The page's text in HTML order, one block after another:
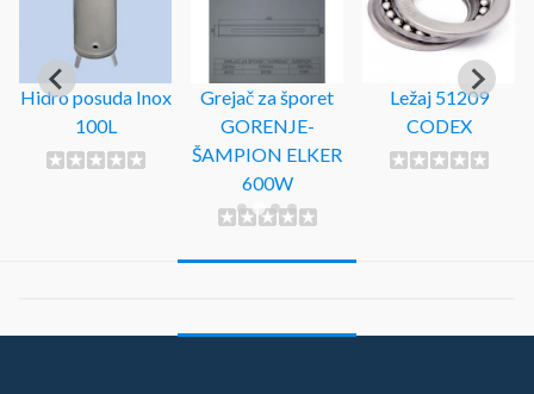
Hidro posuda Inox
100L
Grejač za šporet
GORENJE-
ŠAMPION ELKER
600W
Ležaj 51209
CODEX